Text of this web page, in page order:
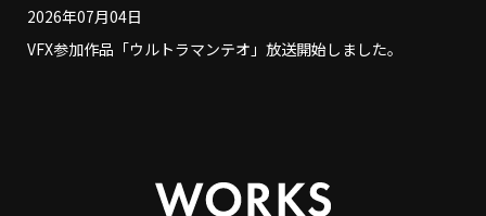
2026年07月04日
VFX参加作品「ウルトラマンテオ」放送開始しました。